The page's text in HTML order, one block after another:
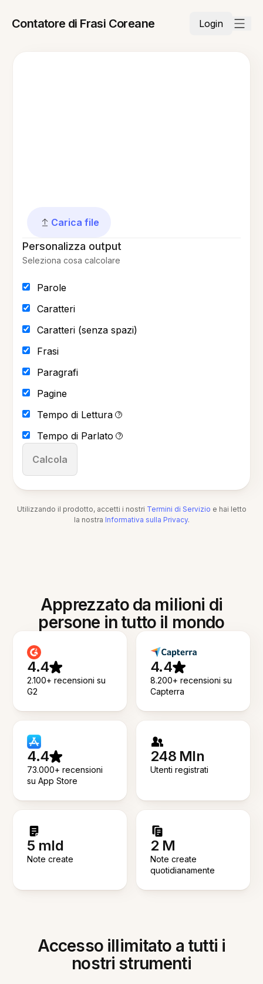
Contatore di Frasi Coreane Login
Carica file
Personalizza output
Seleziona cosa calcolare
Parole
Caratteri
Caratteri (senza spazi)
Frasi
Paragrafi
Pagine
Tempo di Lettura
?
Tempo di Parlato ?
Calcola
Utilizzando il prodotto, accetti i nostri Termini di Servizio e hai letto
la nostra Informativa sulla Privacy.
Apprezzato da milioni di
persone in tutto il mondo
4.4
2.100+ recensioni su
G2
4.4
8.200+ recensioni su
Capterra
4.4
73.000+ recensioni
su App Store
248 Mln
Utenti registrati
5 mld
Note create
2 M
Note create
quotidianamente
Accesso illimitato a tutti i
nostri strumenti